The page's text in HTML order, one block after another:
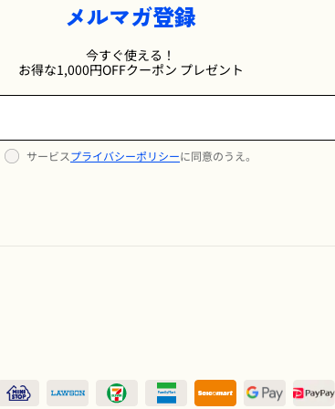
メルマガ登録
今すぐ使える！
お得な1,000円OFFクーポン プレゼント
サービスプライバシーポリシーに同意のうえ。